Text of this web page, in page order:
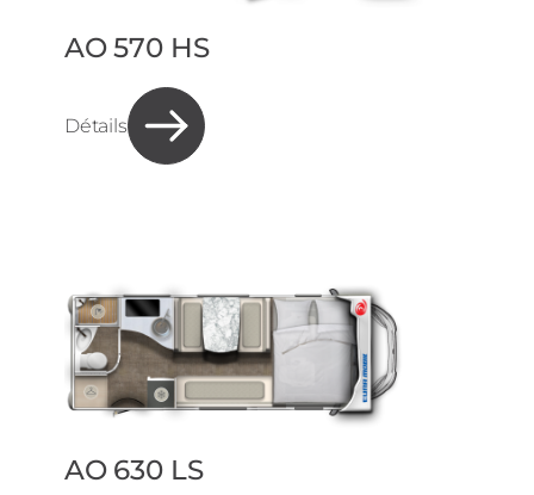
AO 570 HS
Détails
AO 630 LS